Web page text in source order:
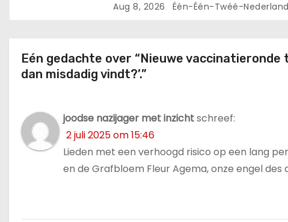
e
Aug 8, 2026 Één-Één-Twéé-Nederland
Eén gedachte over “Nieuwe
dan misdadig vindt?’.”
joodse nazijager met inzichtschreef:
2 juli 2025 om 15:46
Lieden met een verhoogd risico op een lang
en de Grafbloem Fleur Agema, onze engel des